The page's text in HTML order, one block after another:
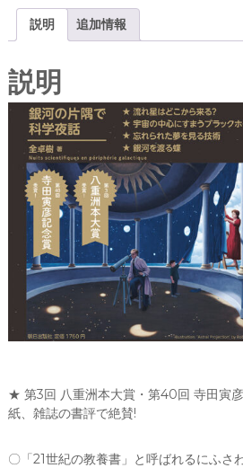
理
が
語
る
美
し
の
世
界
小
c
b
o
o
k
it
te
説明 追加情報
説明
★ 第3回 八重洲本大賞・第40回 寺田寅
紙、雑誌の書評で絶賛!
〇「21世紀の教養書」と呼ばれるにふさ